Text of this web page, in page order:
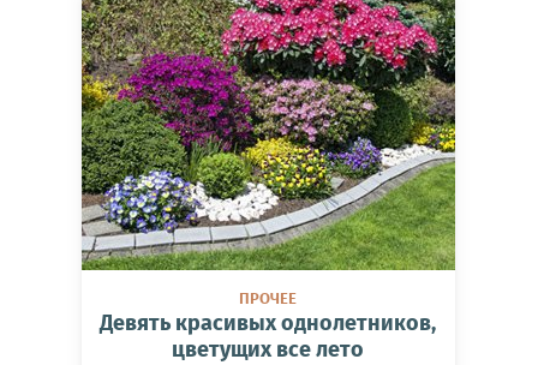
ПРОЧЕЕ
Девять красивых однолетников,
цветущих все лето